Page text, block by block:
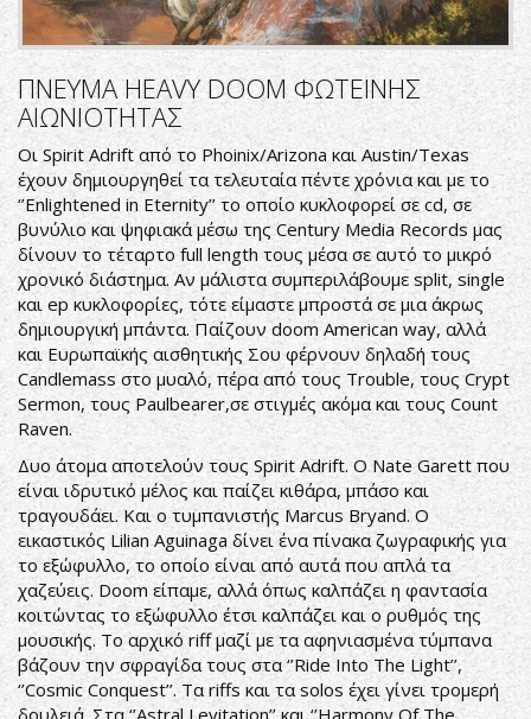
ΠΝΕΥΜΑ HEAVY DOOM ΦΩΤΕΙΝΗΣ
ΑΙΩΝΙΟΤΗΤΑΣ
Οι Spirit Adrift από το Phoinix/Arizona και Austin/Texas
έχουν δημιουργηθεί τα τελευταία πέντε χρόνια και με το
‘’Enlightened in Eternity’’ το οποίο κυκλοφορεί σε cd, σε
βυνύλιο και ψηφιακά μέσω της Century Media Records μας
δίνουν το τέταρτο full length τους μέσα σε αυτό το μικρό
χρονικό διάστημα. Αν μάλιστα συμπεριλάβουμε split, single
και ep κυκλοφορίες, τότε είμαστε μπροστά σε μια άκρως
δημιουργική μπάντα. Παίζουν doom American way, αλλά
και Ευρωπαϊκής αισθητικής Σου φέρνουν δηλαδή τους
Candlemass στο μυαλό, πέρα από τους Trouble, τους Crypt
Sermon, τους Paulbearer,σε στιγμές ακόμα και τους Count
Raven.
Δυο άτομα αποτελούν τους Spirit Adrift. Ο Nate Garett που
είναι ιδρυτικό μέλος και παίζει κιθάρα, μπάσο και
τραγουδάει. Και ο τυμπανιστής Marcus Bryand. Ο
εικαστικός Lilian Aguinaga δίνει ένα πίνακα ζωγραφικής για
το εξώφυλλο, το οποίο είναι από αυτά που απλά τα
χαζεύεις. Doom είπαμε, αλλά όπως καλπάζει η φαντασία
κοιτώντας το εξώφυλλο έτσι καλπάζει και ο ρυθμός της
μουσικής. Το αρχικό riff μαζί με τα αφηνιασμένα τύμπανα
βάζουν την σφραγίδα τους στα ‘’Ride Into The Light’’,
‘’Cosmic Conquest’’. Τα riffs και τα solos έχει γίνει τρομερή
δουλειά. Στα ‘’Astral Levitation’’ και ‘’Harmony Of The